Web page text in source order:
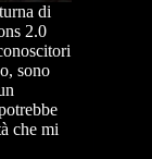
di
2.0
sono
che mi